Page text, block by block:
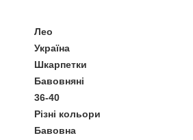
Лео
Україна
Шкарпетки
Бавовняні
36-40
Різні кольори
Бавовна